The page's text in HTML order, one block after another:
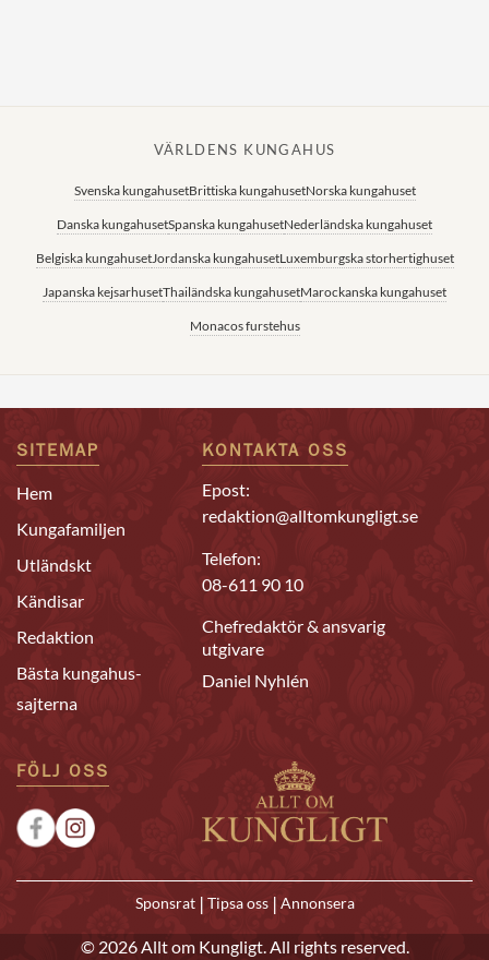
VÄRLDENS KUNGAHUS
Svenska kungahusetBrittiska kungahusetNorska kungahuset
Danska kungahusetSpanska kungahusetNederländska kungahuset
Belgiska kungahusetJordanska kungahusetLuxemburgska storhertighuset
Japanska kejsarhusetThailändska kungahusetMarockanska kungahuset
Monacos furstehus
SITEMAP
Hem
Kungafamiljen
Utländskt
Kändisar
Redaktion
Bästa kungahus-
sajterna
KONTAKTA OSS
Epost:
redaktion@alltomkungligt.se
Telefon:
08-611 90 10
Chefredaktör & ansvarig
utgivare
Daniel Nyhlén
FÖLJ OSS
Sponsrat | Tipsa oss | Annonsera
© 2026 Allt om Kungligt. All rights reserved.